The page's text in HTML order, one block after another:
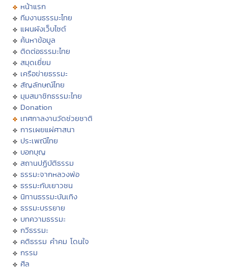
หน้าแรก
ทีมงานธรรมะไทย
แผนผังเว็บไซต์
ค้นหาข้อมูล
ติดต่อธรรมะไทย
สมุดเยี่ยม
เครือข่ายธรรมะ
สัญลักษณ์ไทย
มุมสมาชิกธรรมะไทย
Donation
เทศกาลงานวัดช่วยชาติ
การเผยแผ่ศาสนา
ประเพณีไทย
บอกบุญ
สถานปฏิบัติธรรม
ธรรมะจากหลวงพ่อ
ธรรมะกับเยาวชน
นิทานธรรมะบันเทิง
ธรรมะบรรยาย
บทความธรรมะ
กวีธรรมะ
คติธรรม คำคม โดนใจ
กรรม
ศีล